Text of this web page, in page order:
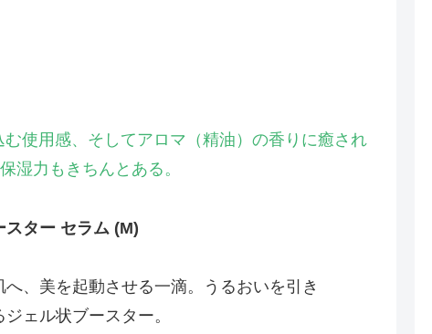
使用感、そしてアロマ（精油）の香りに癒され
湿力もきちんとある。
スター セラム (M)
へ、美を起動させる一滴。うるおいを引き
ェル状ブースター。